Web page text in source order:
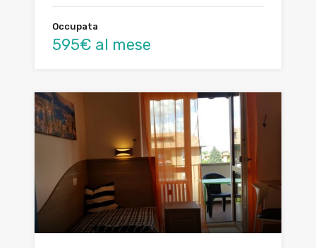
Occupata
595€ al mese